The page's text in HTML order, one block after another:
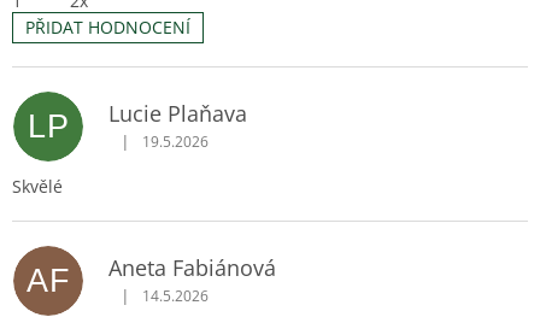
PŘIDAT HODNOCENÍ
V
p
i
s
h
o
n
o
LP Lucie Plaňava
Hodnocení obchodu je 5 z 5 hvězdiček.
| 19.5.2026
Skvělé
AF Aneta Fabiánová
Hodnocení obchodu je 5 z 5 hvězdiček.
| 14.5.2026